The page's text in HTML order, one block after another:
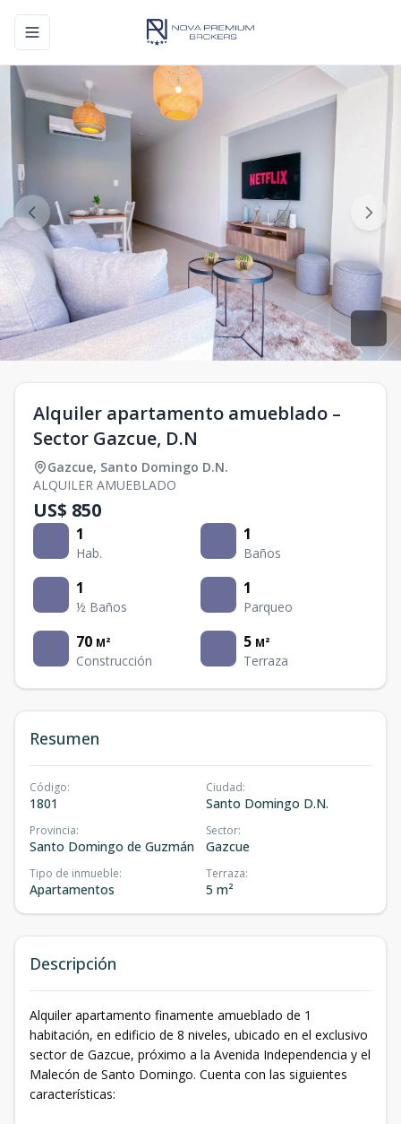
Toggle navigation menu
Alquiler apartamento amueblado –
Sector Gazcue, D.N
Gazcue, Santo Domingo D.N.
ALQUILER AMUEBLADO
US$ 850
1
Hab.
1
Baños
1
½ Baños
1
Parqueo
70 M²
Construcción
5 M²
Terraza
Resumen
Código:
1801
Ciudad:
Santo Domingo D.N.
Provincia:
Santo Domingo de Guzmán
Sector:
Gazcue
Tipo de inmueble:
Apartamentos
Terraza:
5 m²
Descripción
Alquiler apartamento finamente amueblado de 1
habitación, en edificio de 8 niveles, ubicado en el exclusivo
sector de Gazcue, próximo a la Avenida Independencia y el
Malecón de Santo Domingo. Cuenta con las siguientes
características: